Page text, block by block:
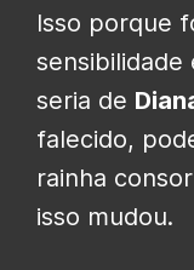
Isso porque
seria de
falecido,
rainha
isso mudou.